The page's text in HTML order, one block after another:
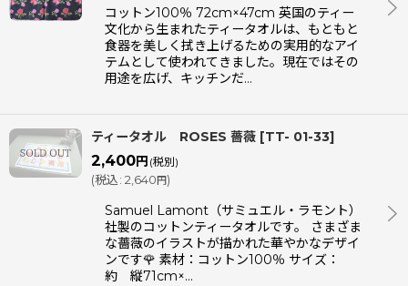
コットン100％ 72cm×47cm 英国のティー
文化から生まれたティータオルは、もともと
食器を美しく拭き上げるための実用的なアイ
テムとして使われてきました。現在ではその
用途を広げ、キッチンだ…
ティータオル ROSES 薔薇 [TT- 01-33]
2,400円 (税別)
(税込: 2,640 円)
Samuel Lamont（サミュエル・ラモント）
社製のコットンティータオルです。 さまざま
な薔薇のイラストが描かれた華やかなデザイ
ンです🌹 素材：コットン100％ サイズ：
約 縦71cm×…